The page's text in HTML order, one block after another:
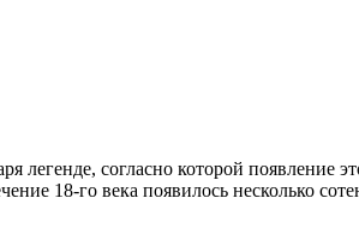
легенде, согласно которой появление
18-го века появилось несколько